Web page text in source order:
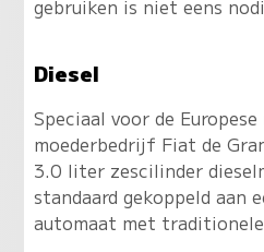
gebruiken is niet eens
Diesel
Speciaal voor de
moederbedrijf Fiat de
3.0 liter zescilinder
standaard gekoppeld aan
automaat met